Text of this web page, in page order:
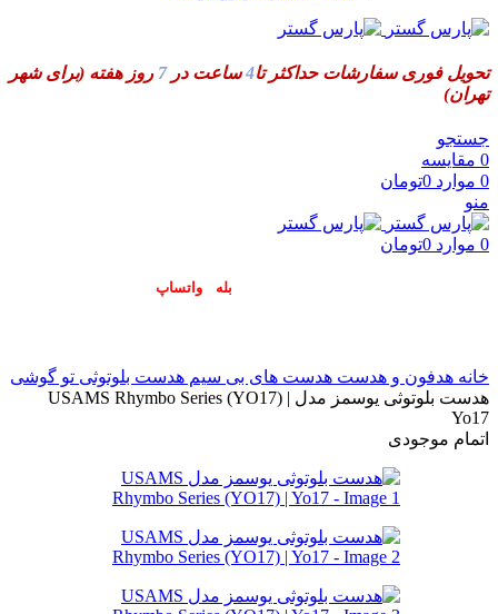
تحویل فوری سفارشات حداکثر تا4ساعت در7 روز هفته (برای شهر
تهران)
جستجو
0 مقایسه
0 موارد 0تومان
منو
0 موارد 0تومان
بله واتساپ
خانه هدفون و هدست هدست های بی سیم هدست بلوتوثی تو گوشی
هدست بلوتوثی یوسمز مدل USAMS Rhymbo Series (YO17) |
Yo17
اتمام موجودی